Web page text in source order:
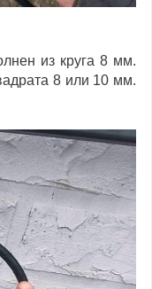
из круга 8 мм.
8 или 10 мм.